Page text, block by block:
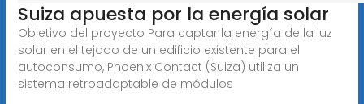
Suiza apuesta por la energía solar
Objetivo del proyecto Para captar la energía de la luz
solar en el tejado de un edificio existente para el
autoconsumo, Phoenix Contact (Suiza) utiliza un
sistema retroadaptable de módulos